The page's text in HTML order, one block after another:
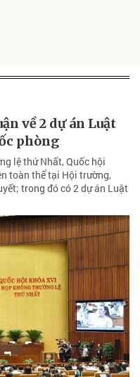
về 2 dự án Luật
phòng
lệ thứ Nhất, Quốc hội
toàn thể tại Hội trường,
trong đó có 2 dự án Luật